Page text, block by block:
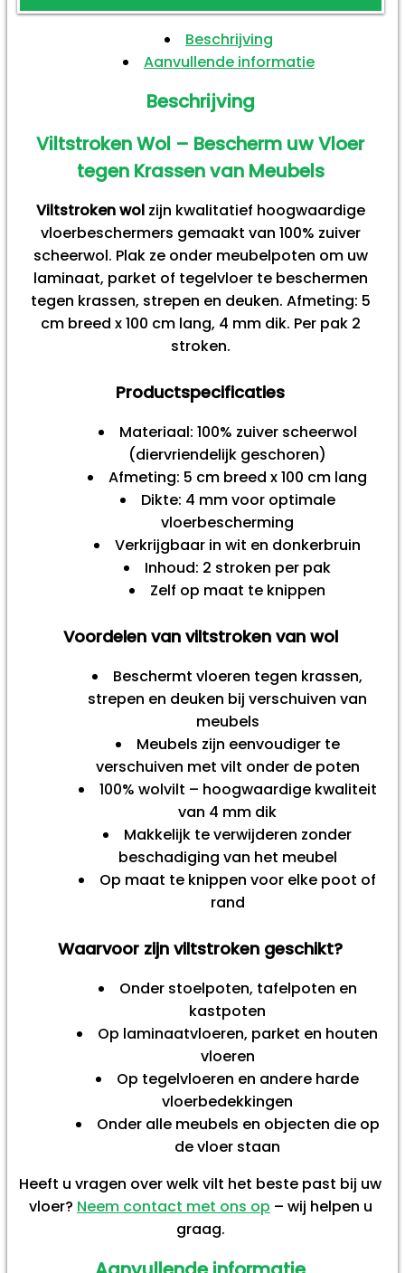
Beschrijving
Aanvullende informatie
Beschrijving
Viltstroken Wol – Bescherm uw Vloer
tegen Krassen van Meubels
Viltstroken wolzijn kwalitatief hoogwaardige
vloerbeschermers gemaakt van 100% zuiver
scheerwol. Plak ze onder meubelpoten om uw
laminaat, parket of tegelvloer te beschermen
tegen krassen, strepen en deuken. Afmeting: 5
cm breed x 100 cm lang, 4 mm dik. Per pak 2
stroken.
Productspecificaties
Materiaal: 100% zuiver scheerwol
(diervriendelijk geschoren)
Afmeting: 5 cm breed x 100 cm lang
Dikte: 4 mm voor optimale
vloerbescherming
Verkrijgbaar in wit en donkerbruin
Inhoud: 2 stroken per pak
Zelf op maat te knippen
Voordelen van viltstroken van wol
Beschermt vloeren tegen krassen,
strepen en deuken bij verschuiven van
meubels
Meubels zijn eenvoudiger te
verschuiven met vilt onder de poten
100% wolvilt – hoogwaardige kwaliteit
van 4 mm dik
Makkelijk te verwijderen zonder
beschadiging van het meubel
Op maat te knippen voor elke poot of
rand
Waarvoor zijn viltstroken geschikt?
Onder stoelpoten, tafelpoten en
kastpoten
Op laminaatvloeren, parket en houten
vloeren
Op tegelvloeren en andere harde
vloerbedekkingen
Onder alle meubels en objecten die op
de vloer staan
Heeft u vragen over welk vilt het beste past bij uw
vloer? Neem contact met ons op – wij helpen u
graag.